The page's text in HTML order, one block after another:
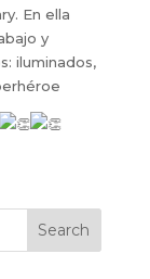
En ella
y
iluminados,
Search